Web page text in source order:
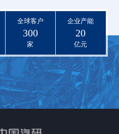
全球客户
300
家
企业产能
20
亿元